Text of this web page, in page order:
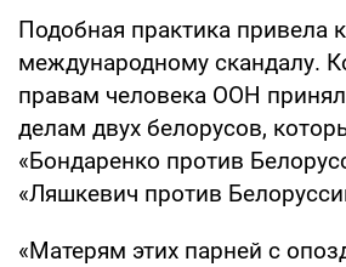
Подобная практика привела
международному скандалу.
правам человека ООН
делам двух белорусов,
«Бондаренко против
«Ляшкевич против
«Матерям этих парней с